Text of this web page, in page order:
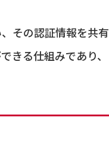
その認証情報を共有
きる仕組みであり、